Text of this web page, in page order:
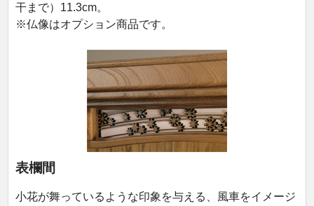
干まで）11.3cm。
※仏像はオプション商品です。
表欄間
小花が舞っているような印象を与える、風車をイメージ